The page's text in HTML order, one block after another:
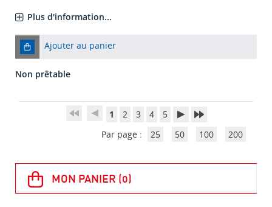
Plus d'information...
Ajouter au panier
Non prêtable
1 2 3 4
5
Par page :
25 50 100 200